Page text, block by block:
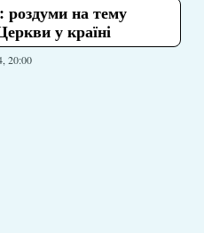
на тему
у країні
20:00